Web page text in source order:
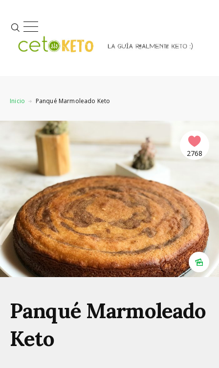
Inicio Panqué Marmoleado Keto
Panqué Marmoleado
Keto
2768